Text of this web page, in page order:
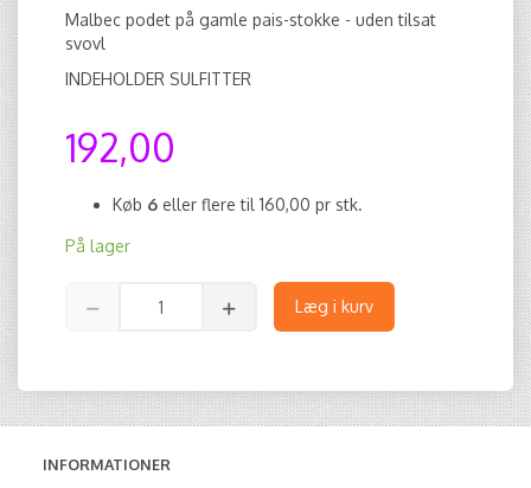
Malbec podet på gamle pais-stokke - uden tilsat
svovl
INDEHOLDER SULFITTER
192,00
Køb 6 eller flere til 160,00 pr stk.
På lager
Læg i kurv
INFORMATIONER